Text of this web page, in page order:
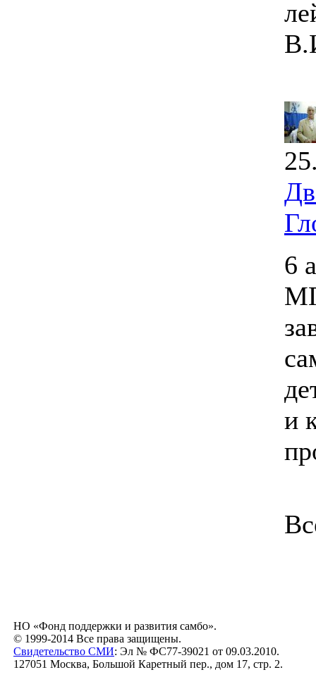
6
и
НО «Фонд поддержки и развития самбо».
© 1999-2014 Все права защищены.
Свидетельство СМИ: Эл № ФС77-39021 от 09.03.2010.
127051 Москва, Большой Каретный пер., дом 17, стр. 2.